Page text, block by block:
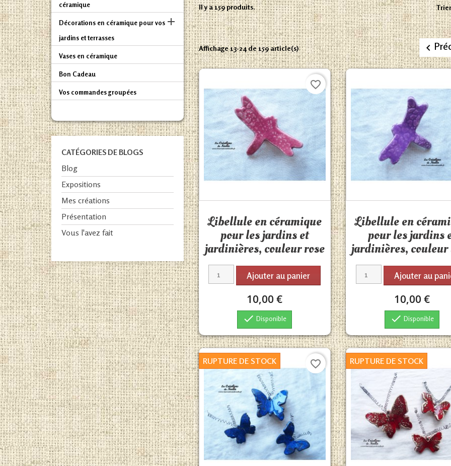
céramique
Décorations en céramique pour vos
jardins et terrasses

Vases en céramique
Bon Cadeau
Vos commandes groupées
CATÉGORIES DE BLOGS
Blog
Expositions
Mes créations
Présentation
Vous l'avez fait
Il y a 159 produits.
Affichage 13-24 de 159 article(s) 
Libellule en céramique
pour les jardins et
jardinières, couleur rose
Ajouter au panier
10,00 €
 Disponible
favorite_border
Libellule en
pour les jardins
jardinières,
Ajouter au
10,00 €
 Disponible
RUPTURE DE STOCK favorite_border RUPTURE DE STOCK